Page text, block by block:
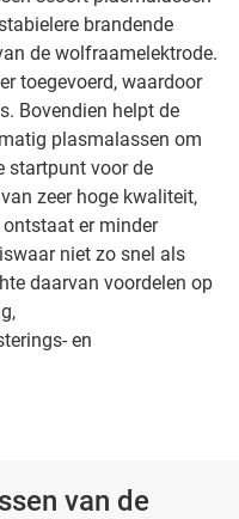
brandende
de wolfraamelektrode.
toegevoerd, waardoor
Bovendien helpt de
plasmalassen om
startpunt voor de
zeer hoge kwaliteit,
er minder
niet zo snel als
daarvan voordelen op
en
van de